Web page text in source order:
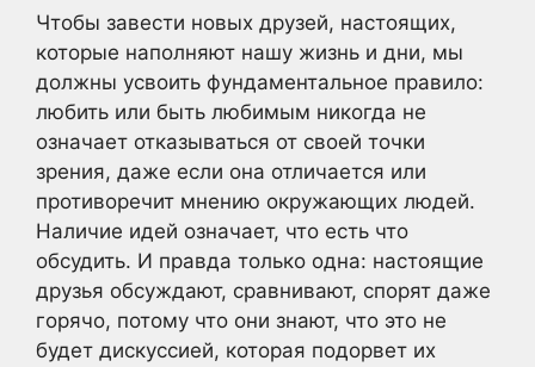
Чтобы завести новых друзей, настоящих,
которые наполняют нашу жизнь и дни, мы
должны усвоить фундаментальное правило:
любить или быть любимым никогда не
означает отказываться от своей точки
зрения, даже если она отличается или
противоречит мнению окружающих людей.
Наличие идей означает, что есть что
обсудить. И правда только одна: настоящие
друзья обсуждают, сравнивают, спорят даже
горячо, потому что они знают, что это не
будет дискуссией, которая подорвет их